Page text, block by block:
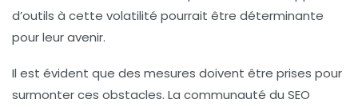
d’outils à cette volatilité pourrait être déterminante
pour leur avenir.
Il est évident que des mesures doivent être prises pour
surmonter ces obstacles. La communauté du SEO